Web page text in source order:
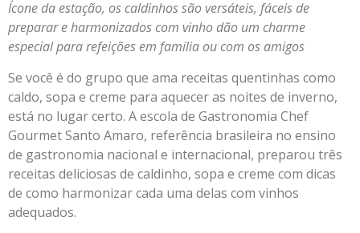
Ícone da estação, os caldinhos são versáteis, fáceis de
preparar e harmonizados com vinho dão um charme
especial para refeições em família ou com os amigos
Se você é do grupo que ama receitas quentinhas como
caldo, sopa e creme para aquecer as noites de inverno,
está no lugar certo. A escola de Gastronomia Chef
Gourmet Santo Amaro, referência brasileira no ensino
de gastronomia nacional e internacional, preparou três
receitas deliciosas de caldinho, sopa e creme com dicas
de como harmonizar cada uma delas com vinhos
adequados.